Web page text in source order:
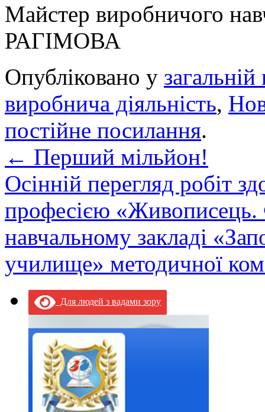
Майстер
РАГІМОВА
Опубліковано у загальній
виробнича діяльність,
постійне посилання.
← Перший мільйон!
Осінній перегляд робіт
професією
навчальному закладі
училище» методичної
Для людей з вадами зору